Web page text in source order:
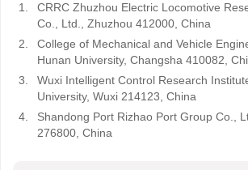
1.
CRRC Zhuzhou Electric Locomotive
Co., Ltd., Zhuzhou 412000, China
2.
College of Mechanical and Vehicle
Hunan University, Changsha 410082,
3.
Wuxi Intelligent Control Research
University, Wuxi 214123, China
4.
Shandong Port Rizhao Port Group Co.,
276800, China